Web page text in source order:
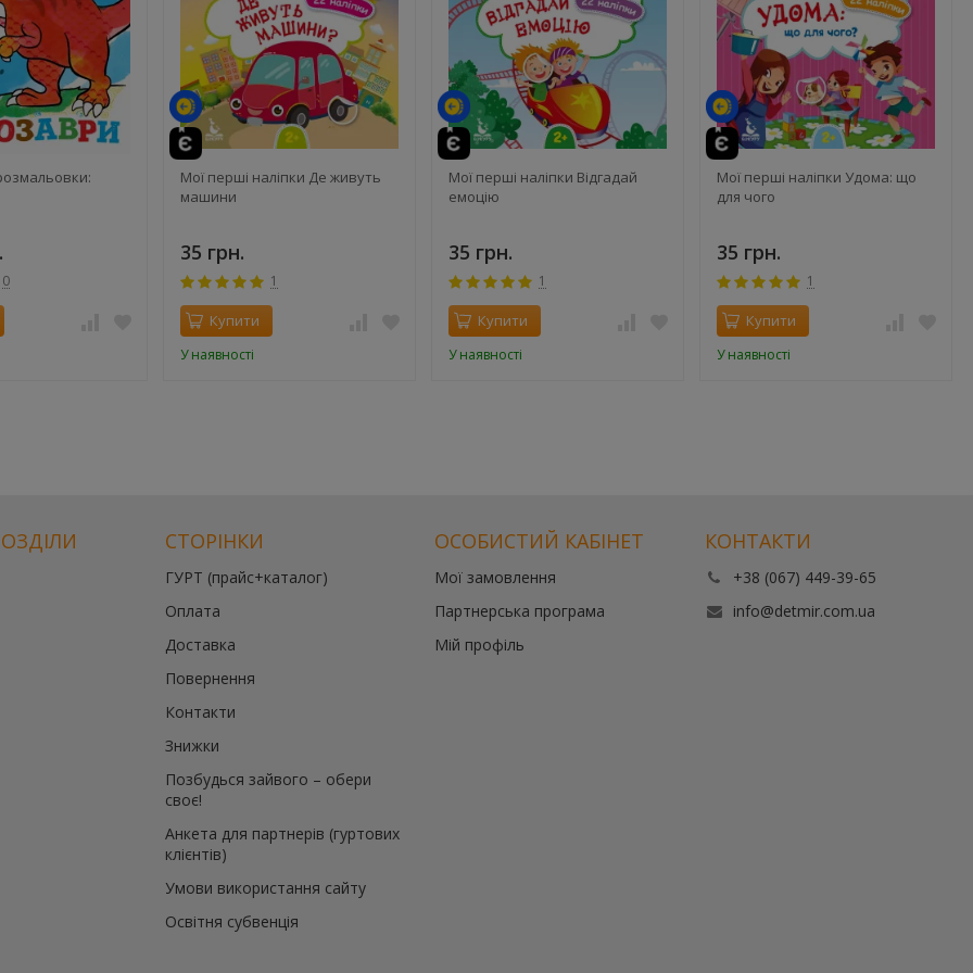
0
Мої перші наліпки Де живуть
машини
35 грн.
1
Купити
У наявності
Мої перші наліпки Відгадай
емоцію
35 грн.
1
Купити
У наявності
Мої перші наліпки Удома: що
для чого
35 грн.
1
Купити
У наявності
СТОРІНКИ
ГУРТ (прайс+каталог)
Оплата
Доставка
Повернення
Контакти
Знижки
Позбудься зайвого – обери
своє!
Анкета для партнерів (гуртових
клієнтів)
Умови використання сайту
Освітня субвенція
ОСОБИСТИЙ КАБІНЕТ
Мої замовлення
Партнерська програма
Мій профіль
КОНТАКТИ
+38 (067) 449-39-65
info@detmir.com.ua